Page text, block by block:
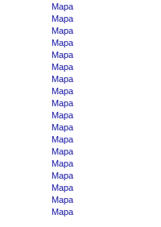
Mapa
Mapa
Mapa
Mapa
Mapa
Mapa
Mapa
Mapa
Mapa
Mapa
Mapa
Mapa
Mapa
Mapa
Mapa
Mapa
Mapa
Mapa